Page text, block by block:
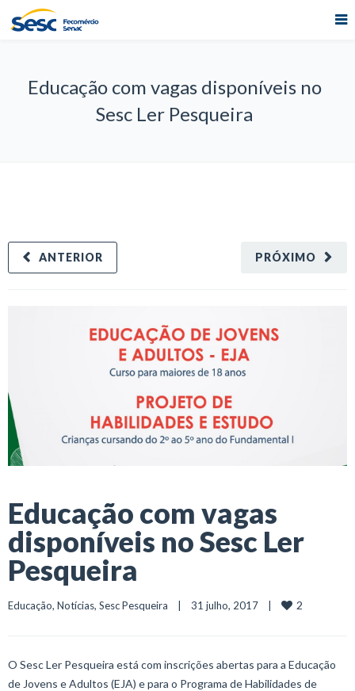
Educação com vagas disponíveis no
Sesc Ler Pesqueira
PRÓXIMO
ANTERIOR
Educação com vagas
disponíveis no Sesc Ler
Pesqueira
Educação, Notícias, Sesc Pesqueira
    |    31 julho, 2017    |
2
O Sesc Ler Pesqueira está com inscrições abertas para a Educação
de Jovens e Adultos (EJA) e para o Programa de Habilidades de